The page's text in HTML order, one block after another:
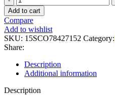
EVO
NEVADA
Gray
Black
kaciga
quantity
Add to cart
Compare
Add to wishlist
SKU: 15SCO78427152 Category:
Share:
Description
Additional information
Description